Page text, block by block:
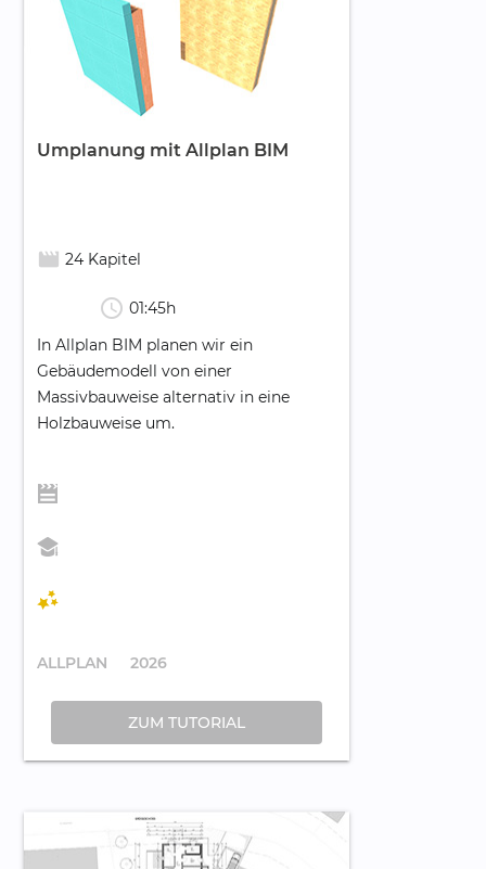
Umplanung mit Allplan BIM
movie_creation 24 Kapitel
schedule 01:45h
In Allplan BIM planen wir ein
Gebäudemodell von einer
Massivbauweise alternativ in eine
Holzbauweise um.
ALLPLAN 2026
ZUM TUTORIAL